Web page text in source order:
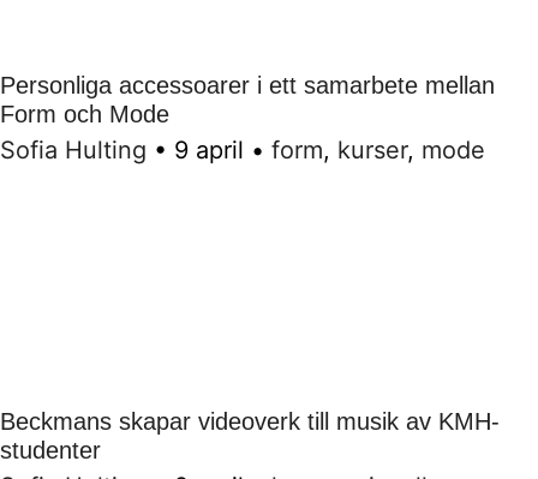
Personliga accessoarer i ett samarbete mellan
Form och Mode
Sofia Hulting • 9 april • form, kurser, mode
Beckmans skapar videoverk till musik av KMH-
studenter